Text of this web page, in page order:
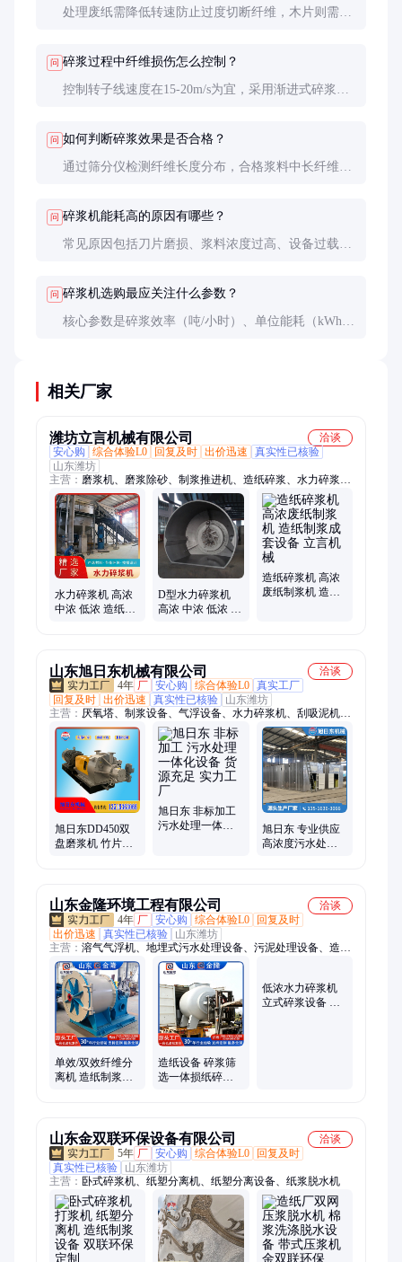
处理废纸需降低转速防止过度切断纤维，木片则需要
问 碎浆过程中纤维损伤怎么控制？
控制转子线速度在15-20m/s为宜，采用渐进式碎浆工
问 如何判断碎浆效果是否合格？
通过筛分仪检测纤维长度分布，合格浆料中长纤维
问 碎浆机能耗高的原因有哪些？
常见原因包括刀片磨损、浆料浓度过高、设备过载或
问 碎浆机选购最应关注什么参数？
核心参数是碎浆效率（吨/小时）、单位能耗（kWh/
相关厂家
潍坊立言机械有限公司
洽谈
安心购
综合体验L0 回复及时 出价迅速
真实性已核验
山东潍坊
主营： 磨浆机、磨浆除砂、制浆推进机、造纸碎浆、水力碎浆
机、造纸设备、排渣分离机、纤维板料研磨
水力碎浆机 高浓
中浓 低浓 造纸碎
D型水力碎浆机
高浓 中浓 低浓 造
造纸碎浆机 高浓
废纸制浆机 造纸
山东旭日东机械有限公司
洽谈
4年 厂 安心购 综合体验L0 真实工厂
回复及时 出价迅速 真实性已核验
山东潍坊
主营： 厌氧塔、制浆设备、气浮设备、水力碎浆机、刮吸泥机、
污泥脱水机、浅层气浮机、高浓磨浆机、传动刮泥机、污水处理
设备、生物氧化系统、固液分离设备、屠宰场捞毛机、固液分离
过滤机、一体化净水设备、全自动加药装置
旭日东DD450双
盘磨浆机 竹片木
旭日东 非标加工
污水处理一体化
旭日东 专业供应
高浓度污水处理
山东金隆环境工程有限公司
洽谈
4年 厂 安心购 综合体验L0
回复及时
出价迅速
真实性已核验
山东潍坊
主营： 溶气气浮机、地埋式污水处理设备、污泥处理设备、造纸
机、造纸机械设备、一体化污水处理设备、固液分离、带式压滤
机、叠螺式污泥脱水机、砂水分离器、螺旋脱水机、板框压滤
机、射流气浮机、斜管沉淀池
单效/双效纤维分
离机 造纸制浆设
造纸设备 碎浆筛
选一体损纸碎解
低浓水力碎浆机
立式碎浆设备 造
山东金双联环保设备有限公司
洽谈
5年 厂 安心购 综合体验L0
回复及时
真实性已核验
山东潍坊
主营： 卧式碎浆机、纸塑分离机、纸塑分离设备、纸浆脱水机